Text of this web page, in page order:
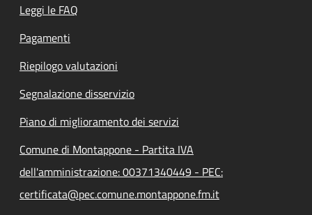
Leggi le FAQ
Pagamenti
Riepilogo valutazioni
Segnalazione disservizio
Piano di miglioramento dei servizi
Comune di Montappone - Partita IVA
dell'amministrazione: 00371340449 - PEC:
certificata@pec.comune.montappone.fm.it